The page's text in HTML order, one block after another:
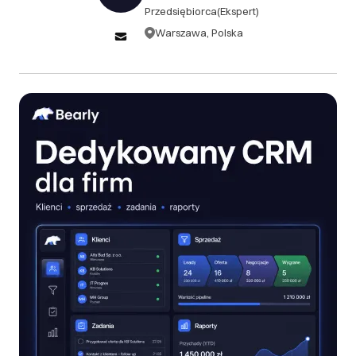
Przedsiębiorca(Ekspert)
Warszawa, Polska
konsultingowych i wdrożeniowych klient otrzymuje
harmonogram oraz zakres prac przed rozpoczęciem
są rozliczane zgodnie z ustalonym zakresem,
czasem pracy lub kamieniami milowymi. Anulowanie
projektu przed rozpoczęciem prac nie wiąże się z
dodatkowymi kosztami. W przypadku anulowania
projektu po rozpoczęciu realizacji rozliczeniu
podlegają wykonane prace, przygotowana
dokumentacja, analiza, kod, konfiguracje oraz inne
uzgodnione elementy.
III. Gwarancja oraz reklamacje
Na wykonane prace udzielamy gwarancji zgodnie z
warunkami ustalonymi w ofercie lub umowie. W
ramach gwarancji usuwamy błędy wynikające
bezpośrednio z naszej pracy, o ile zostały zgłoszone
w ustalonym okresie gwarancyjnym i dotyczą